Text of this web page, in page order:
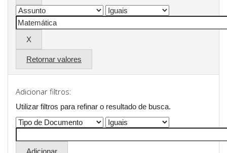
Retornar valores
Adicionar filtros:
Utilizar filtros para refinar o resultado de busca.